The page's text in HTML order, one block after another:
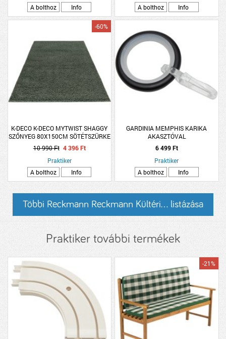
A bolthoz
Info
A bolthoz
Info
K-DECO K-DECO MYTWIST SHAGGY
SZŐNYEG 80X150CM SÖTÉTSZÜRKE
-60%
10 990 Ft 4 396 Ft
Praktiker
A bolthoz
Info
GARDINIA MEMPHIS KARIKA
AKASZTÓVAL
6 499 Ft
Praktiker
A bolthoz
Info
Többi Reckmann Reckmann Kültéri... listázása
Praktiker további termékek
-21%